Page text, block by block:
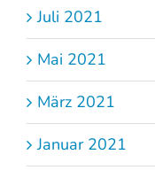
Juli 2021
Mai 2021
März 2021
Januar 2021